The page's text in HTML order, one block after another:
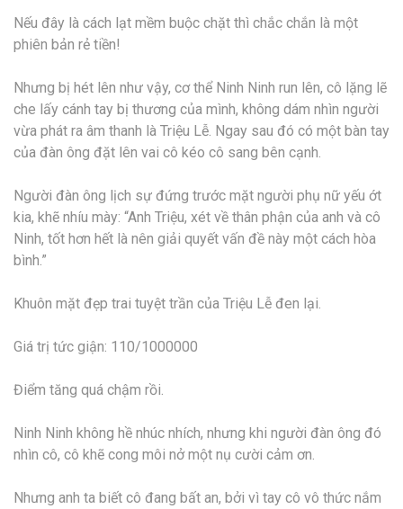
Nếu đây là cách lạt mềm buộc chặt thì chắc chắn là một
phiên bản rẻ tiền!
Nhưng bị hét lên như vậy, cơ thể Ninh Ninh run lên, cô lặng lẽ
che lấy cánh tay bị thương của mình, không dám nhìn người
vừa phát ra âm thanh là Triệu Lễ. Ngay sau đó có một bàn tay
của đàn ông đặt lên vai cô kéo cô sang bên cạnh.
Người đàn ông lịch sự đứng trước mặt người phụ nữ yếu ớt
kia, khẽ nhíu mày: “Anh Triệu, xét về thân phận của anh và cô
Ninh, tốt hơn hết là nên giải quyết vấn đề này một cách hòa
bình.”
Khuôn mặt đẹp trai tuyệt trần của Triệu Lễ đen lại.
Giá trị tức giận: 110/1000000
Điểm tăng quá chậm rồi.
Ninh Ninh không hề nhúc nhích, nhưng khi người đàn ông đó
nhìn cô, cô khẽ cong môi nở một nụ cười cảm ơn.
Nhưng anh ta biết cô đang bất an, bởi vì tay cô vô thức nắm